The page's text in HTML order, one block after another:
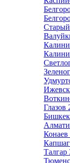
Ижевск
Глазов
Бишкек
Конаев
Талгар